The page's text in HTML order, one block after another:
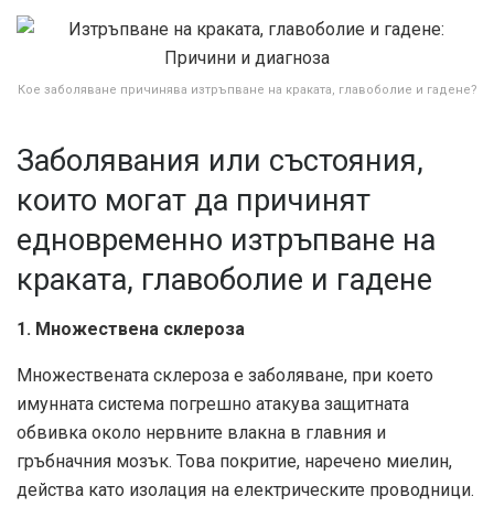
Кое заболяване причинява изтръпване на краката, главоболие и гадене?
Заболявания или състояния,
които могат да причинят
едновременно изтръпване на
краката, главоболие и гадене
1. Множествена склероза
Множествената склероза е заболяване, при което
имунната система погрешно атакува защитната
обвивка около нервните влакна в главния и
гръбначния мозък. Това покритие, наречено миелин,
действа като изолация на електрическите проводници.